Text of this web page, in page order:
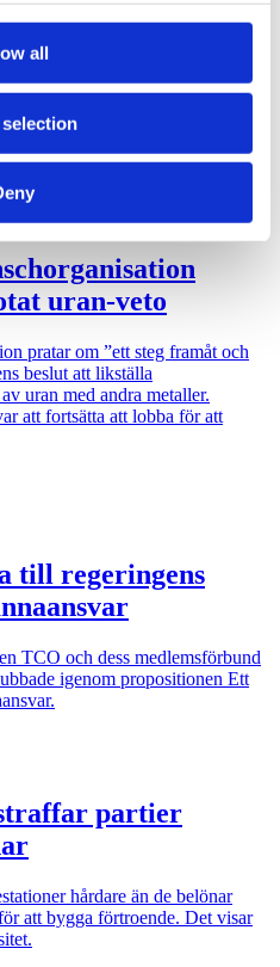
collected from your use
all
(s)
(s) Magdalena Andersson
i Sverige. Dock blir det flera
uran-veto
pratar om ”ett steg framåt och
beslut att likställa
uran med andra metaller.
att fortsätta att lobba för att
till regeringens
TCO och dess medlemsförbund
igenom propositionen Ett
partier
hårdare än de belönar
att bygga förtroende. Det visar